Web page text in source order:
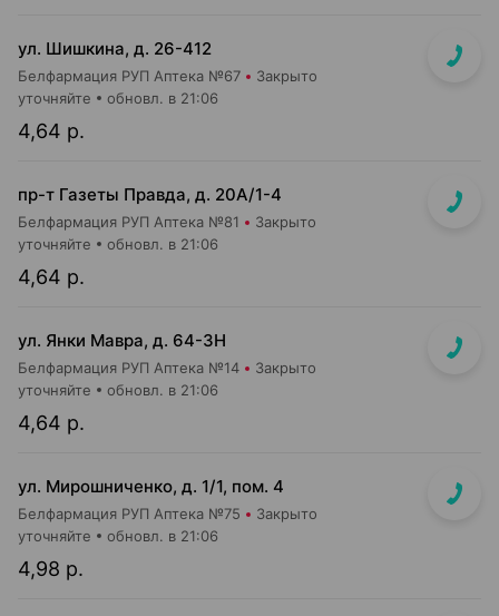
ул. Шишкина, д. 26-412
Белфармация РУП Аптека №67 Закрыто
4,64 р.
уточняйте обновл. в 21:06
пр-т Газеты Правда, д. 20A/1-4
Белфармация РУП Аптека №81 Закрыто
4,64 р.
уточняйте обновл. в 21:06
ул. Янки Мавра, д. 64-3Н
Белфармация РУП Аптека №14 Закрыто
4,64 р.
уточняйте обновл. в 21:06
ул. Мирошниченко, д. 1/1, пом. 4
Белфармация РУП Аптека №75 Закрыто
4,98 р.
уточняйте обновл. в 21:06